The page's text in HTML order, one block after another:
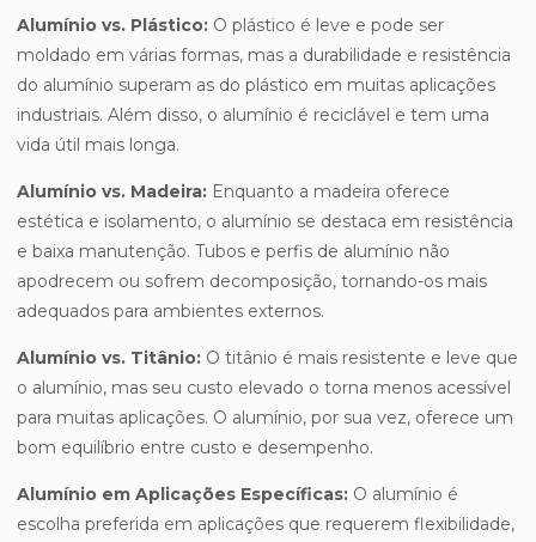
Alumínio vs. Plástico: O plástico é leve e pode ser
moldado em várias formas, mas a durabilidade e resistência
do alumínio superam as do plástico em muitas aplicações
industriais. Além disso, o alumínio é reciclável e tem uma
vida útil mais longa.
Alumínio vs. Madeira: Enquanto a madeira oferece
estética e isolamento, o alumínio se destaca em resistência
e baixa manutenção. Tubos e perfis de alumínio não
apodrecem ou sofrem decomposição, tornando-os mais
adequados para ambientes externos.
Alumínio vs. Titânio: O titânio é mais resistente e leve que
o alumínio, mas seu custo elevado o torna menos acessível
para muitas aplicações. O alumínio, por sua vez, oferece um
bom equilíbrio entre custo e desempenho.
Alumínio em Aplicações Específicas: O alumínio é
escolha preferida em aplicações que requerem flexibilidade,